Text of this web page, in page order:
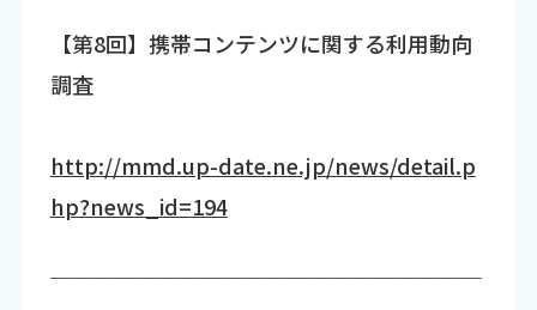
【第8回】携帯コンテンツに関する利用動向
調査
http://mmd.up-date.ne.jp/news/detail.p
hp?news_id=194
￣￣￣￣￣￣￣￣￣￣￣￣￣￣￣￣￣￣￣￣